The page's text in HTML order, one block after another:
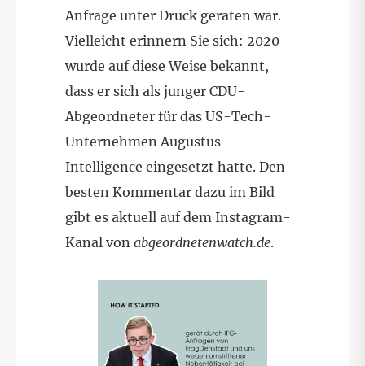
Anfrage unter Druck geraten war.
Vielleicht erinnern Sie sich: 2020
wurde auf diese Weise bekannt,
dass er sich als junger CDU-
Abgeordneter für das US-Tech-
Unternehmen Augustus
Intelligence eingesetzt hatte. Den
besten Kommentar dazu im Bild
gibt es aktuell auf dem Instagram-
Kanal von abgeordnetenwatch.de.